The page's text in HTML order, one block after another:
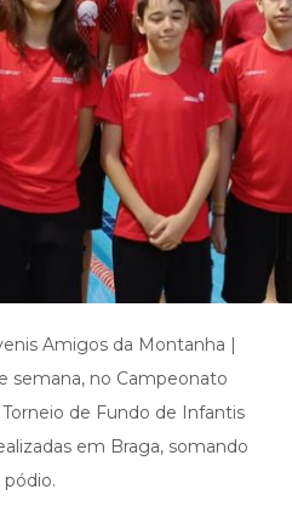
Amigos da Montanha |
semana, no Campeonato
de Fundo de Infantis
em Braga, somando